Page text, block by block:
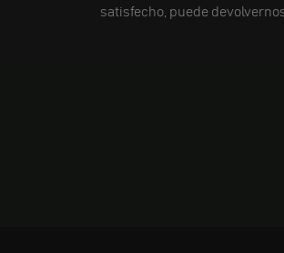
satisfecho, puede